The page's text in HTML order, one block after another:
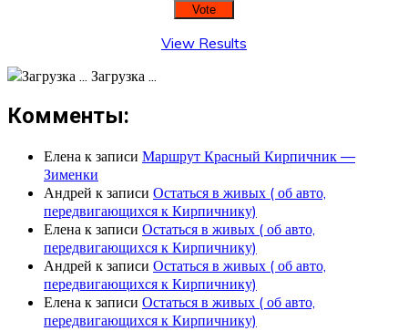
View Results
Загрузка ...
Комменты:
Елена к записи Маршрут Красный Кирпичник —
Зименки
Андрей к записи Остаться в живых ( об авто,
передвигающихся к Кирпичнику)
Елена к записи Остаться в живых ( об авто,
передвигающихся к Кирпичнику)
Андрей к записи Остаться в живых ( об авто,
передвигающихся к Кирпичнику)
Елена к записи Остаться в живых ( об авто,
передвигающихся к Кирпичнику)